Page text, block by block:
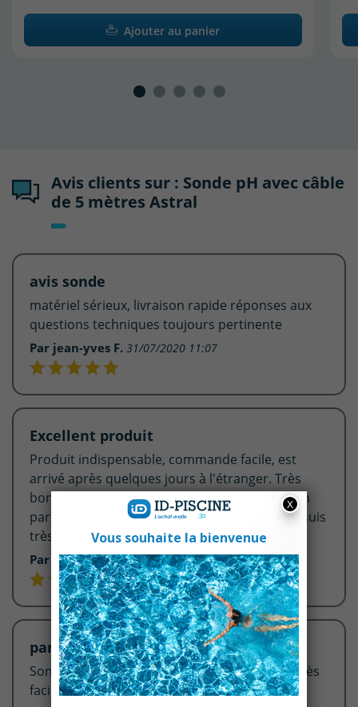
Ajouter au panier
Avis clients sur : Sonde pH avec câble
de 5 mètres Astral
avis sonde
matériel sérieux, livraison rapide réponses aux
questions techniques toujours pertinente
Par jean-yves F. 31/07/2020 11:07
Excellent produit
Produit indispensable, commande facile, est
arrivé après quelques jours à l'étranger. Très
bonne qualité à un prix convenant. Adaptation
parfaite a mon régulateur Micro Astral PH. Je suis
très satisfait.
Par DIMITRIOS A.10/06/2020 09:22
parfait
Sonde parfaitement pour les pompe astral. Très
facile à monter